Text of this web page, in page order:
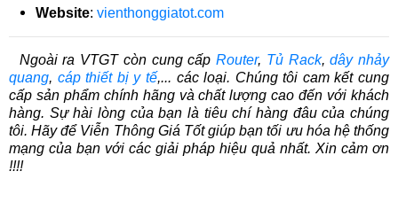
Website: vienthonggiatot.com
Ngoài ra VTGT còn cung cấp Router, Tủ Rack,dây nhảy
quang, cáp thiết bị y tế,... các loại. Chúng tôi cam kết cung
cấp sản phẩm chính hãng và chất lượng cao đến với khách
hàng. Sự hài lòng của bạn là tiêu chí hàng đâu của chúng
tôi. Hãy để Viễn Thông Giá Tốt giúp bạn tối ưu hóa hệ thống
mạng của bạn với các giải pháp hiệu quả nhất. Xin cảm ơn
!!!!